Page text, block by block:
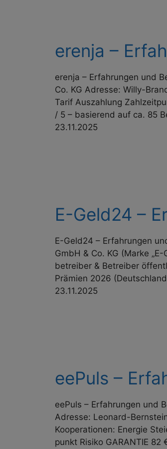
erenja –
erenja – Erfahrungen und
Co. KG Adresse: Willy-
Tarif Auszahlung
/ 5 – basierend auf ca. 85
23.11.2025
E-Geld24 –
E-Geld24 – Erfahrungen
GmbH & Co. KG (Marke
betreiber & Betreiber
Prämien 2026
23.11.2025
eePuls –
eePuls – Erfahrungen und
Adresse: Leonard-
Kooperationen: Energie
punkt Risiko GARANTIE